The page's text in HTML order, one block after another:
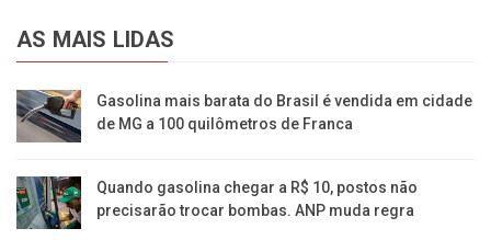
AS MAIS LIDAS
Gasolina mais barata do Brasil é vendida em cidade
de MG a 100 quilômetros de Franca
Quando gasolina chegar a R$ 10, postos não
precisarão trocar bombas. ANP muda regra